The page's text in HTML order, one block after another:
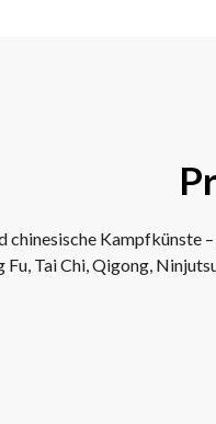
chinesische
Fu, Tai Chi, Qigong,